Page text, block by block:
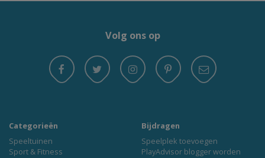
Volg ons op
Categorieën
Speeltuinen
Sport & Fitness
Bijdragen
Speelplek toevoegen
PlayAdvisor blogger worden